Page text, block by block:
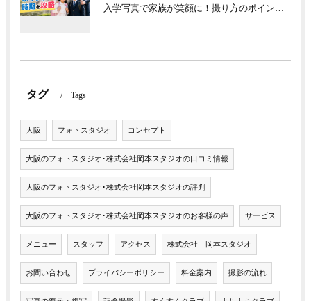
タグ Tags
大阪 フォトスタジオ コンセプト
大阪のフォトスタジオ･株式会社岡本スタジオの口コミ情報
大阪のフォトスタジオ･株式会社岡本スタジオの評判
大阪のフォトスタジオ･株式会社岡本スタジオのお客様の声 サービス
メニュー スタッフ アクセス 株式会社 岡本スタジオ
お問い合わせ プライバシーポリシー 料金案内 撮影の流れ